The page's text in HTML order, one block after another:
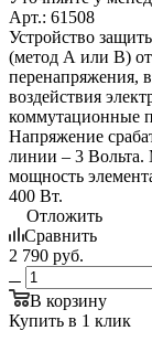
Арт.: 61508
Устройство
(метод А или В) от
перенапряжения,
воздействия
коммутационные
Напряжение
линии – 3 Вольта.
мощность
400 Вт.
Отложить
Сравнить
2 790 руб.
В корзину
Купить в 1 клик